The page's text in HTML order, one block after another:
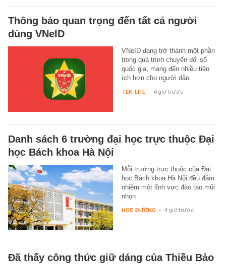
Thông báo quan trọng đến tất cả người
dùng VNeID
VNeID đang trở thành một phần
trong quá trình chuyển đổi số
quốc gia, mang đến nhiều tiện
ích hơn cho người dân.
TEK-LIFE - 4 giờ trước
Danh sách 6 trường đại học trực thuộc Đại
học Bách khoa Hà Nội
Mỗi trường trực thuộc của Đại
học Bách khoa Hà Nội đều đảm
nhiệm một lĩnh vực đào tạo mũi
nhọn
HỌC ĐƯỜNG - 4 giờ trước
Đã thấy công thức giữ dáng của Thiều Bảo